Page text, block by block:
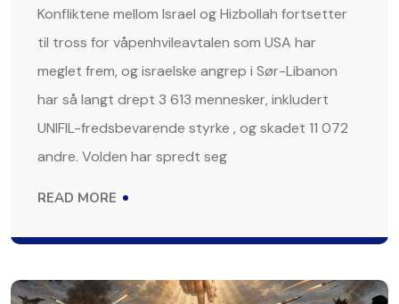
Konfliktene mellom Israel og Hizbollah fortsetter
til tross for våpenhvileavtalen som USA har
meglet frem, og israelske angrep i Sør-Libanon
har så langt drept 3 613 mennesker, inkludert
UNIFIL-fredsbevarende styrke , og skadet 11 072
andre. Volden har spredt seg
READ MORE